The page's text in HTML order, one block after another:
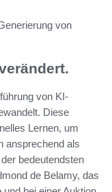
von
von KI-
Diese
Lernen, um
ansprechend als
bedeutendsten
de Belamy, das